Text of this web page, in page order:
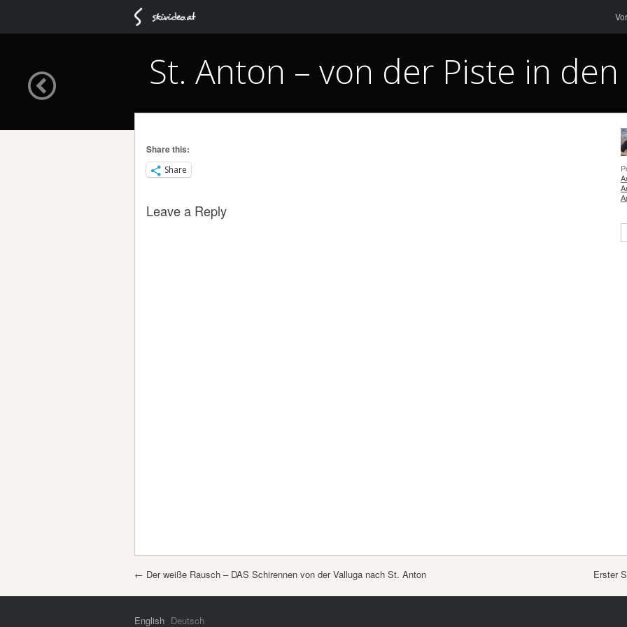
St. Anton – von der Piste in
Share this:
Share
Leave a Reply
Post navigation
← Der weiße Rausch – DAS Schirennen von der Valluga nach St. Anton Erster
English Deutsch